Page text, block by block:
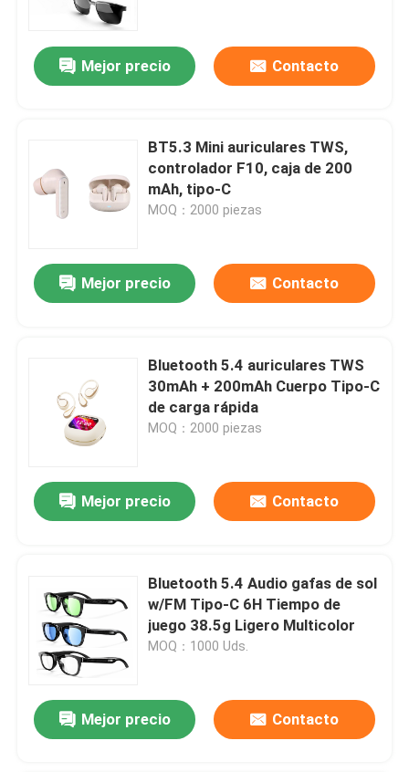
Ventiladores para cajas de computadora
Monitor de computadora de FHD
Silla de escritorio ergonómica del juego
cojín de enfriamiento del ordenador portátil
Cable de datos de alta velocidad
Ventiladores portátiles
Pistola de masaje muscular
Tarjetas base ATX
Bancos de energía portátiles
Fuentes de alimentación ATX
Mejor precio Contacto
BT5.3 Mini auriculares TWS,
controlador F10, caja de 200
mAh, tipo-C
MOQ：2000 piezas
Mejor precio Contacto
Bluetooth 5.4 auriculares TWS
30mAh + 200mAh Cuerpo Tipo-C
de carga rápida
MOQ：2000 piezas
Mejor precio Contacto
Bluetooth 5.4 Audio gafas de sol
w/FM Tipo-C 6H Tiempo de
juego 38.5g Ligero Multicolor
MOQ：1000 Uds.
Mejor precio Contacto